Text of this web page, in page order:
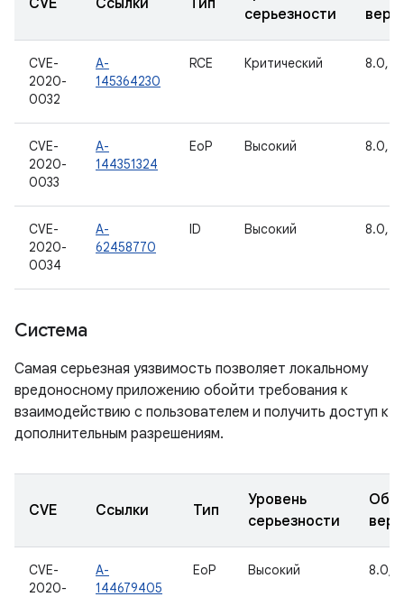
CVE Ссылки Тип
серьезности
CVE-
2020-
0032
A-
145364230
RCE Критический 8.0,
CVE-
2020-
0033
A-
144351324
EoP Высокий 8.0,
CVE-
2020-
0034
A-
62458770
ID Высокий 8.0,
Система
Самая серьезная уязвимость позволяет локальному
вредоносному приложению обойти требования к
взаимодействию с пользователем и получить доступ к
дополнительным разрешениям.
CVE Ссылки Тип
Уровень
серьезности
CVE-
2020-
A-
144679405
EoP Высокий 8.0,